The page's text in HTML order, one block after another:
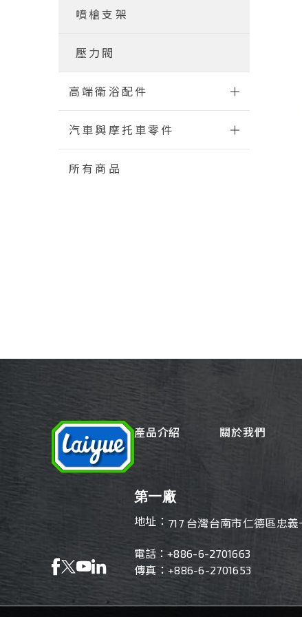
噴槍支架
壓力閥
高端衛浴配件
汽車與摩托車零件
所有商品
產品介紹 關於我們
第一廠
地址： 717 台灣台南市仁德區忠義
電話： +886-6-2701663
傳真：+886-6-2701653